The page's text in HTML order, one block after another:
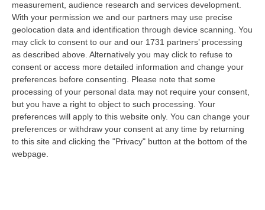
measurement, audience research and services development.
With your permission we and our partners may use precise
geolocation data and identification through device scanning. You
may click to consent to our and our 1731 partners’ processing
as described above. Alternatively you may click to refuse to
consent or access more detailed information and change your
preferences before consenting.
Please note that some
processing of your personal data may not require your consent,
but you have a right to object to such processing. Your
preferences will apply to this website only. You can change your
preferences or withdraw your consent at any time by returning
to this site and clicking the "Privacy" button at the bottom of the
webpage.
Clicca e segui “Corriere della Calabria” su Google News
VIBO VALENTIAÈ Rosa Dumas la nuova
presidente della Cna di Vibo Valentia. Dumas